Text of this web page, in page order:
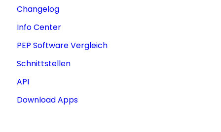
Changelog
Info Center
PEP Software Vergleich
Schnittstellen
API
Download Apps